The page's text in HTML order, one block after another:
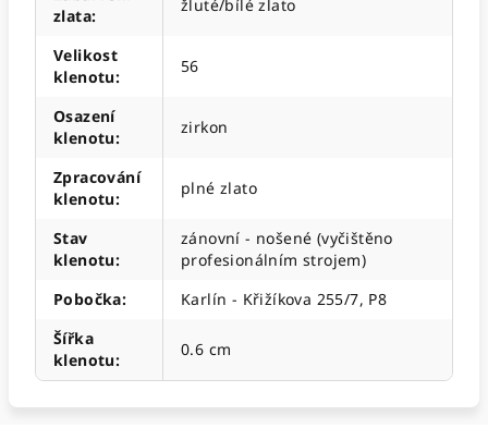
zlata:
žluté/bílé zlato
Velikost
klenotu:
56
Osazení
klenotu:
zirkon
Zpracování
klenotu:
plné zlato
Stav
klenotu:
zánovní - nošené (vyčištěno
profesionálním strojem)
Pobočka:
Karlín - Křižíkova 255/7, P8
Šířka
klenotu:
0.6 cm